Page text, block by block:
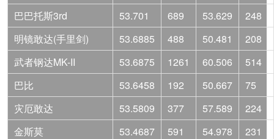
巴巴托斯3rd
53.701 689 53.629
248
明镜敢达(手里剑)
53.6885 488 50.481
208
武者钢达MK-II
53.6875 1261 60.506
514
巴比
53.6458 192 50.667
75
灾厄敢达
53.5809 377 57.589
224
金斯莫
53.4687 591 54.978
231